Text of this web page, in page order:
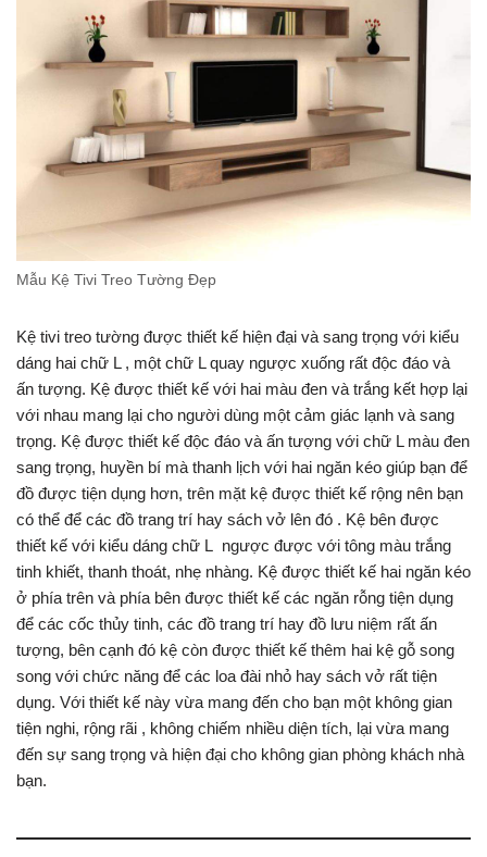
Mẫu Kệ Tivi Treo Tường Đẹp
Kệ tivi treo tường được thiết kế hiện đại và sang trọng với kiểu
dáng hai chữ L , một chữ L quay ngược xuống rất độc đáo và
ấn tượng. Kệ được thiết kế với hai màu đen và trắng kết hợp lại
với nhau mang lại cho người dùng một cảm giác lạnh và sang
trọng. Kệ được thiết kế độc đáo và ấn tượng với chữ L màu đen
sang trọng, huyền bí mà thanh lịch với hai ngăn kéo giúp bạn để
đồ được tiện dụng hơn, trên mặt kệ được thiết kế rộng nên bạn
có thể để các đồ trang trí hay sách vở lên đó . Kệ bên được
thiết kế với kiểu dáng chữ L ngược được với tông màu trắng
tinh khiết, thanh thoát, nhẹ nhàng. Kệ được thiết kế hai ngăn kéo
ở phía trên và phía bên được thiết kế các ngăn rỗng tiện dụng
để các cốc thủy tinh, các đồ trang trí hay đồ lưu niệm rất ấn
tượng, bên cạnh đó kệ còn được thiết kế thêm hai kệ gỗ song
song với chức năng để các loa đài nhỏ hay sách vở rất tiện
dụng. Với thiết kế này vừa mang đến cho bạn một không gian
tiện nghi, rộng rãi , không chiếm nhiều diện tích, lại vừa mang
đến sự sang trọng và hiện đại cho không gian phòng khách nhà
bạn.